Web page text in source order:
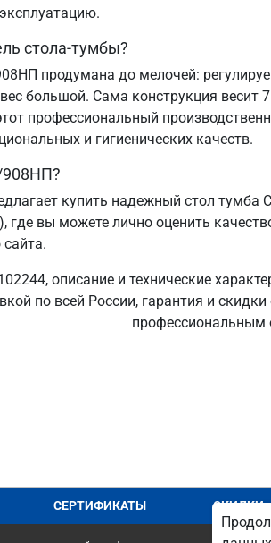
стола-тумбы?
продумана до мелочей:
большой. Сама конструкция весит
профессиональный
и гигиенических качеств.
908НП?
купить надежный стол
где вы можете лично оценить
описание и технические
по всей России, гарантия и
профессиональным
СЕРТИФИКАТЫ СКИДКИ